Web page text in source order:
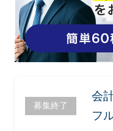
位)
討
-
-計
援
-そ
募集終了
会
フ